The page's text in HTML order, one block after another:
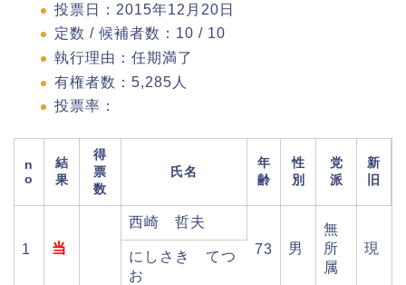
投票日：2015年12月20日
定数 / 候補者数：10 / 10
執行理由：任期満了
有権者数：5,285人
投票率：
n
o
結
果
得
票
数
氏名
年
齢
性
別
党
派
新
旧
1 当
西崎 哲夫
73
男
無
所
属
現
にしさき てつ
お